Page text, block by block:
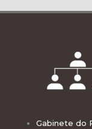
Gabinete do